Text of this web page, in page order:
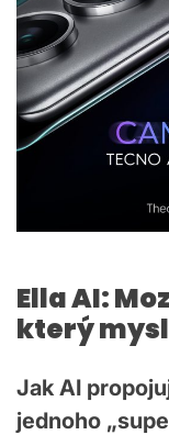
Ella AI:
který
Jak AI
jednoho